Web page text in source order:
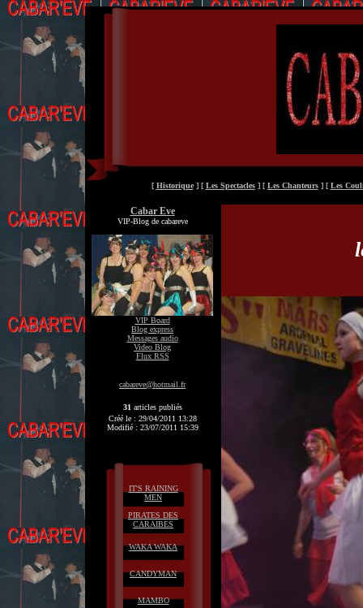
[ Historique] [ Les Spectacles] [ Les Chanteurs] [ Les
Cabar Eve
VIP-Blog de cabareve
VIP Board
Blog express
Messages audio
Video Blog
Flux RSS
cabareve@hotmail.fr
31 articles publiés
Créé le : 29/04/2011 13:28
Modifié : 23/07/2011 15:39
IT'S RAINING
MEN
PIRATES DES
CARAIBES
WAKA WAKA
CANDYMAN
MAMBO